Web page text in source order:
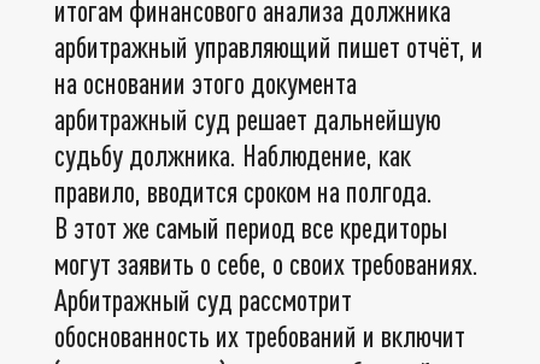
итогам финансового анализа должника
арбитражный управляющий пишет отчёт, и
на основании этого документа
арбитражный суд решает дальнейшую
судьбу должника. Наблюдение, как
правило, вводится сроком на полгода.
В этот же самый период все кредиторы
могут заявить о себе, о своих требованиях.
Арбитражный суд рассмотрит
обоснованность их требований и включит